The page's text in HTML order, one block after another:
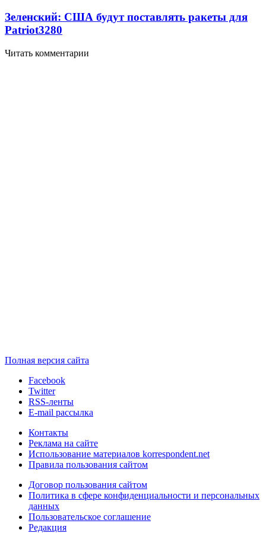
Зеленский: США будут поставлять ракеты для
Patriot3280
Читать комментарии
Полная версия сайта
Facebook
Twitter
RSS-ленты
E-mail рассылка
Контакты
Реклама на сайте
Использование материалов korrespondent.net
Правила пользования сайтом
Договор пользования сайтом
Политика в сфере конфиденциальности и персональных
данных
Пользовательское соглашение
Редакция